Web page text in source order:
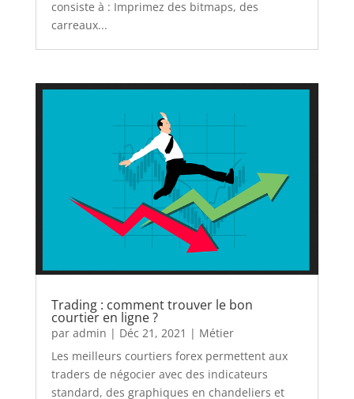
consiste à : Imprimez des bitmaps, des
carreaux...
Trading : comment trouver le bon
courtier en ligne ?
par admin | Déc 21, 2021 | Métier
Les meilleurs courtiers forex permettent aux
traders de négocier avec des indicateurs
standard, des graphiques en chandeliers et